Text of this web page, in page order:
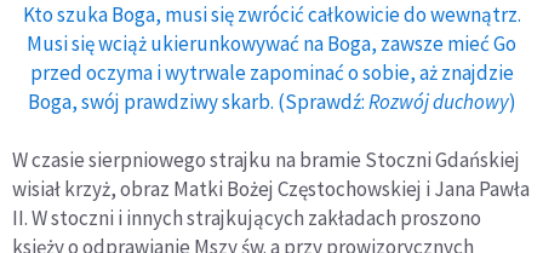
Kto szuka Boga, musi się zwrócić całkowicie do wewnątrz.
Musi się wciąż ukierunkowywać na Boga, zawsze mieć Go
przed oczyma i wytrwale zapominać o sobie, aż znajdzie
Boga, swój prawdziwy skarb. (Sprawdź:Rozwój duchowy)
W czasie sierpniowego strajku na bramie Stoczni Gdańskiej
wisiał krzyż, obraz Matki Bożej Częstochowskiej i Jana Pawła
II. W stoczni i innych strajkujących zakładach proszono
księży o odprawianie Mszy św. a przy prowizorycznych